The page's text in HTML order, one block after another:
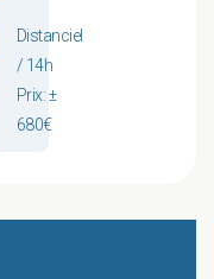
Distanciel
/ 14h
Prix: ±
680€